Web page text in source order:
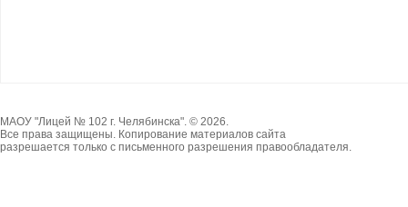
МАОУ "Лицей № 102 г. Челябинска". © 2026.
Все права защищены. Копирование материалов сайта
разрешается только с письменного разрешения правообладателя.